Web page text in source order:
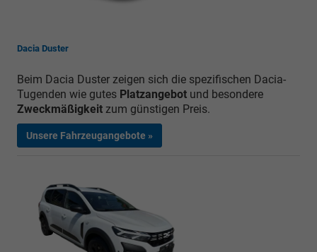
Dacia Duster
Beim Dacia Duster zeigen sich die spezifischen Dacia-
Tugenden wie gutes Platzangebot und besondere
Zweckmäßigkeit zum günstigen Preis.
Unsere Fahrzeugangebote »